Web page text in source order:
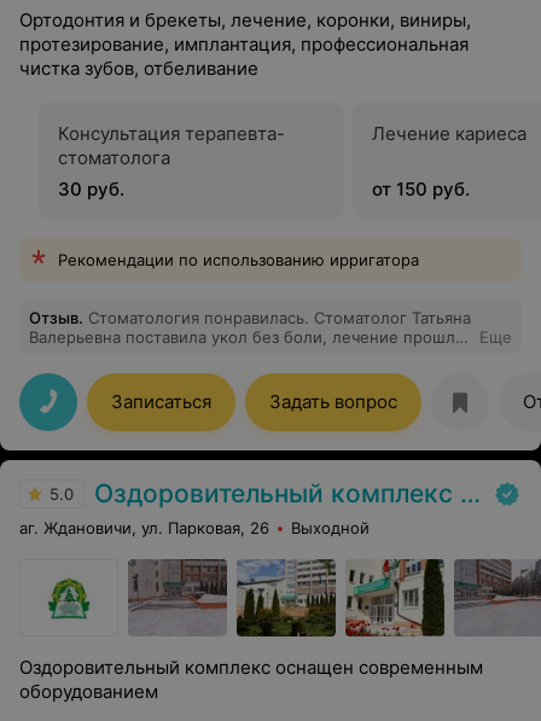
Ортодонтия и брекеты, лечение, коронки, виниры,
протезирование, имплантация, профессиональная
чистка зубов, отбеливание
Консультация терапевта-
стоматолога
30 руб.
Лечение кариеса
от 150 руб.
Рекомендации по использованию ирригатора
Отзыв. Стоматология понравилась. Стоматолог Татьяна
Валерьевна поставила укол без боли, лечение прошло
записываться снова.
Еще
Записаться Задать вопрос
5.0 Оздоровительный комплекс Центра подготовки кадров Минлесхоза
аг. Ждановичи, ул. Парковая, 26 Выходной
Оздоровительный комплекс оснащен современным
оборудованием